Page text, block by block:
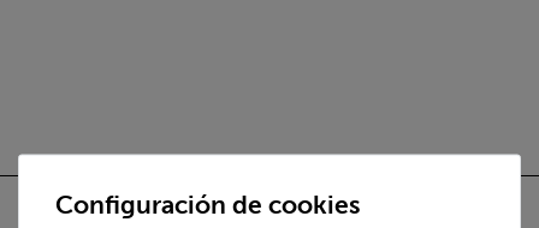
Configuración de cookies